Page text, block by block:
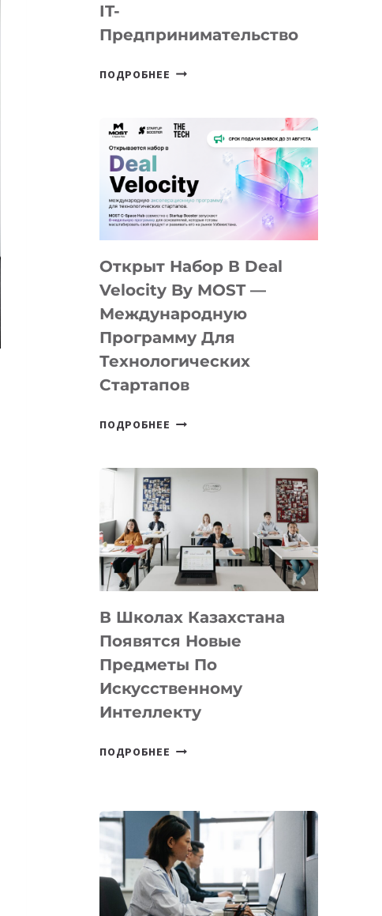
IT-
Предпринимательство
ПОДРОБНЕЕ ОТ
АЛМАТЫ:
YOUTH
CAMP
ДАЛ
ПОДРОСТКАМ
БИЛЕТ
IT-
ПРЕДПРИНИМАТЕЛЬСТВО
Открыт Набор В Deal
Velocity By MOST —
Международную
Программу Для
Технологических
Стартапов
ПОДРОБНЕЕ ОТКРЫТ
DEAL
VELOCITY
MOST
—
МЕЖДУНАРОДНУЮ
ДЛЯ
ТЕХНОЛОГИЧЕСКИХ
СТАРТАПОВ
В Школах Казахстана
Появятся Новые
Предметы По
Искусственному
Интеллекту
ПОДРОБНЕЕ
НОВЫЕ
ПРЕДМЕТЫ
ПО
ИСКУССТВЕННОМУ
ИНТЕЛЛЕКТУ